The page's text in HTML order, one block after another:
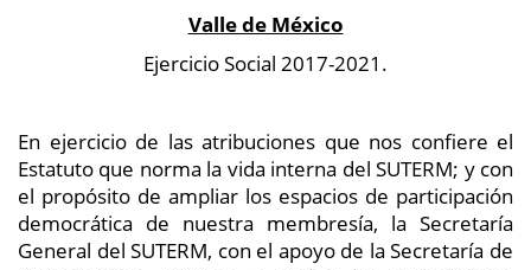
Valle de México
Ejercicio Social 2017-2021.
En ejercicio de las atribuciones que nos confiere el
Estatuto que norma la vida interna del SUTERM; y con
el propósito de ampliar los espacios de participación
democrática de nuestra membresía, la Secretaría
General del SUTERM, con el apoyo de la Secretaría de